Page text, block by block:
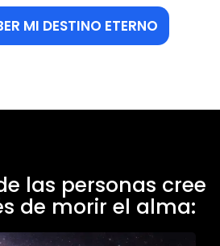
MI DESTINO ETERNO
las personas cree
de morir el alma: